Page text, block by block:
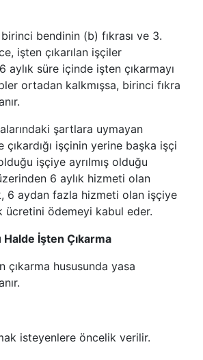
bendinin (b) fıkrası ve 3.
işten çıkarılan işçiler
aylık süre içinde işten çıkarmayı
ortadan kalkmışsa, birinci fıkra
şartlara uymayan
çıkardığı işçinin yerine başka işçi
işçiye ayrılmış olduğu
6 aylık hizmeti olan
6 aydan fazla hizmeti olan işçiye
ücretini ödemeyi kabul eder.
İşten Çıkarma
çıkarma hususunda yasa
isteyenlere öncelik verilir.